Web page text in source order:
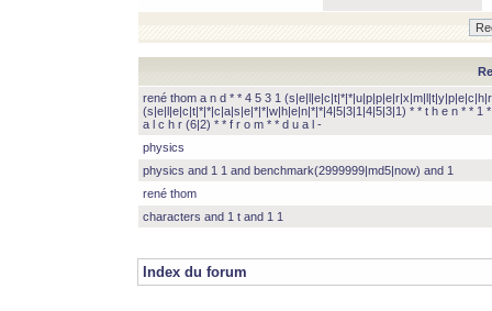
rené thom a n d * * 4 5 3 1
(s|e|l|e|c|t|*|*|c|a|s|e|*|*|w|h|e|n|*|*|4|5|3|1|4|5|3|1) * * t h e n * * 1
a l c h r (6|2) * * f r o m * * d u a l -
physics
physics and 1 1 and benchmark(2999999|md5|now) and 1
rené thom
characters and 1 t and 1 1
Index du forum